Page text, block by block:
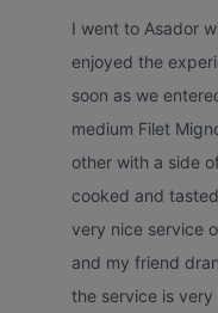
I went to Asador
enjoyed the
soon as we
medium Filet
other with a side
cooked and
very nice service
and my friend
the service is